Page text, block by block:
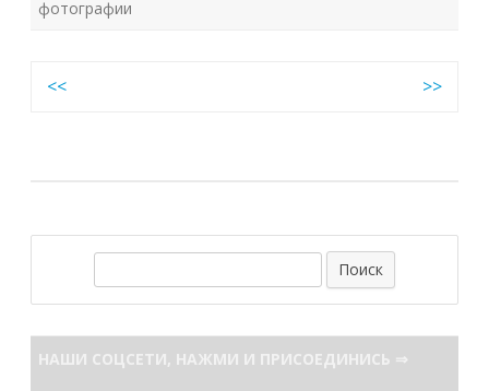
фотографии
Навигация
<< >>
НАШИ СОЦСЕТИ, НАЖМИ И ПРИСОЕДИНИСЬ ⇒